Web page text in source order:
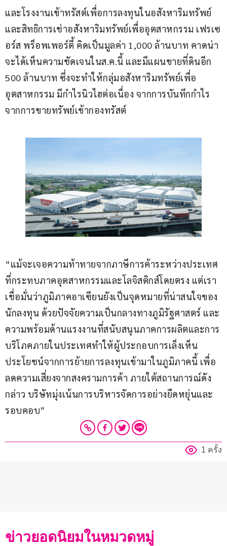
และโรงงานเข้าทรัสต์เพื่อการลงทุนในอสังหาริมทรัพย์
และสิทธิการเช่าอสังหาริมทรัพย์เพื่ออุตสาหกรรม เฟรเซ
อร์ส พร็อพเพอร์ตี้ คิดเป็นมูลค่า 1,000 ล้านบาท คาดน่า
จะได้เห็นความชัดเจนในส.ค.นี้ และมีแผนขายที่ดินอีก
500 ล้านบาท ซึ่งจะทำให้กลุ่มอสังหาริมทรัพย์เพื่อ
อุตสาหกรรม มีกำไรนิวไฮต่อเนื่อง จากการบันทึกกำไร
จากการขายทรัพย์เข้ากองทรัสต์
“แม้จะเจอความท้าทายจากภาษีการค้าระหว่างประเทศ
ที่กระทบภาคอุตสาหกรรมและโลจิสติกส์โดยตรง แต่เรา
เชื่อมั่นว่าภูมิภาคอาเซียนยังเป็นจุดหมายที่น่าสนใจของ
นักลงทุน ด้วยปัจจัยความเป็นกลางทางภูมิรัฐศาสตร์ และ
ความพร้อมด้านแรงงานที่สนับสนุนภาคการผลิตและการ
บริโภคภายในประเทศทำให้ผู้ประกอบการเล็งเห็น
ประโยชน์จากการย้ายการลงทุนเข้ามาในภูมิภาคนี้ เพื่อ
ลดความเสี่ยงจากสงครามการค้า ภายใต้สถานการณ์ดัง
กล่าว บริษัทมุ่งเน้นการบริหารจัดการอย่างยืดหยุ่นและ
รอบคอบ”
1 ครั้ง
ข่าวยอดนิยมในหมวดหมู่